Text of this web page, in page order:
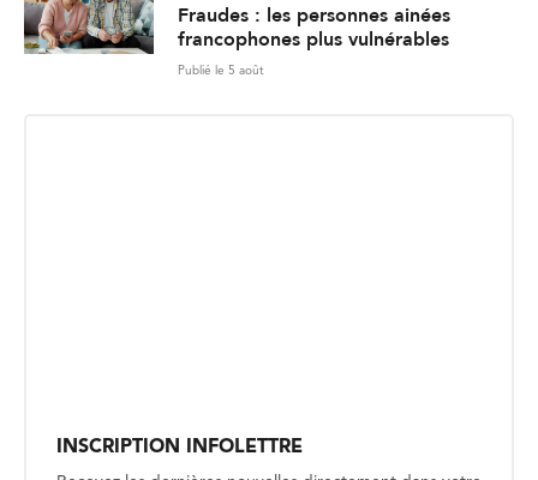
Fraudes : les personnes ainées
francophones plus vulnérables
Publié le 5 août
l